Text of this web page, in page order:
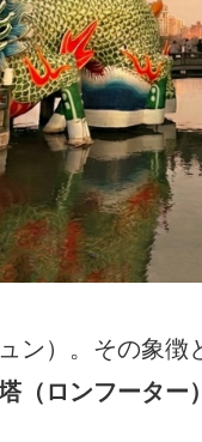
ン）。その象
（ロンフーター